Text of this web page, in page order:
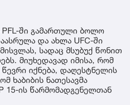
PFL-ში გამართული ბოლო
და ახლა UFC-ში
სადაც მსუბუქ წონით
მიუხედავად იმისა, რომ
იქნება, დაღესტნელის
ხაბიბის ნათესავმა
15-ის წარმომადგენელთან